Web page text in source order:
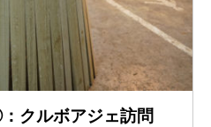
クルボアジェ訪問